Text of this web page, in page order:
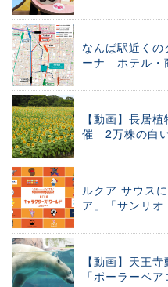
なんば駅近くの
ーナ ホテル・
【動画】長居
催 2万株の白
ルクア サウス
ア」「サンリ
【動画】天王
「ポーラーベ